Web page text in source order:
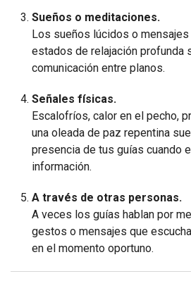
Sueños o meditaciones.
Los sueños lúcidos o
estados de relajación profunda
comunicación entre planos.
Señales físicas.
Escalofríos, calor en el pecho,
una oleada de paz repentina
presencia de tus guías cuando
información.
A través de otras personas.
A veces los guías hablan por
gestos o mensajes que
en el momento oportuno.